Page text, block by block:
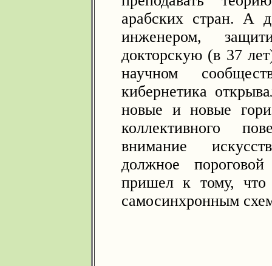
арабских стран. А
инженером,
докторскую (в 37
научном
кибернетика
новые и новые
коллективного
внимание
должное
пришел к тому,
самосинхронным